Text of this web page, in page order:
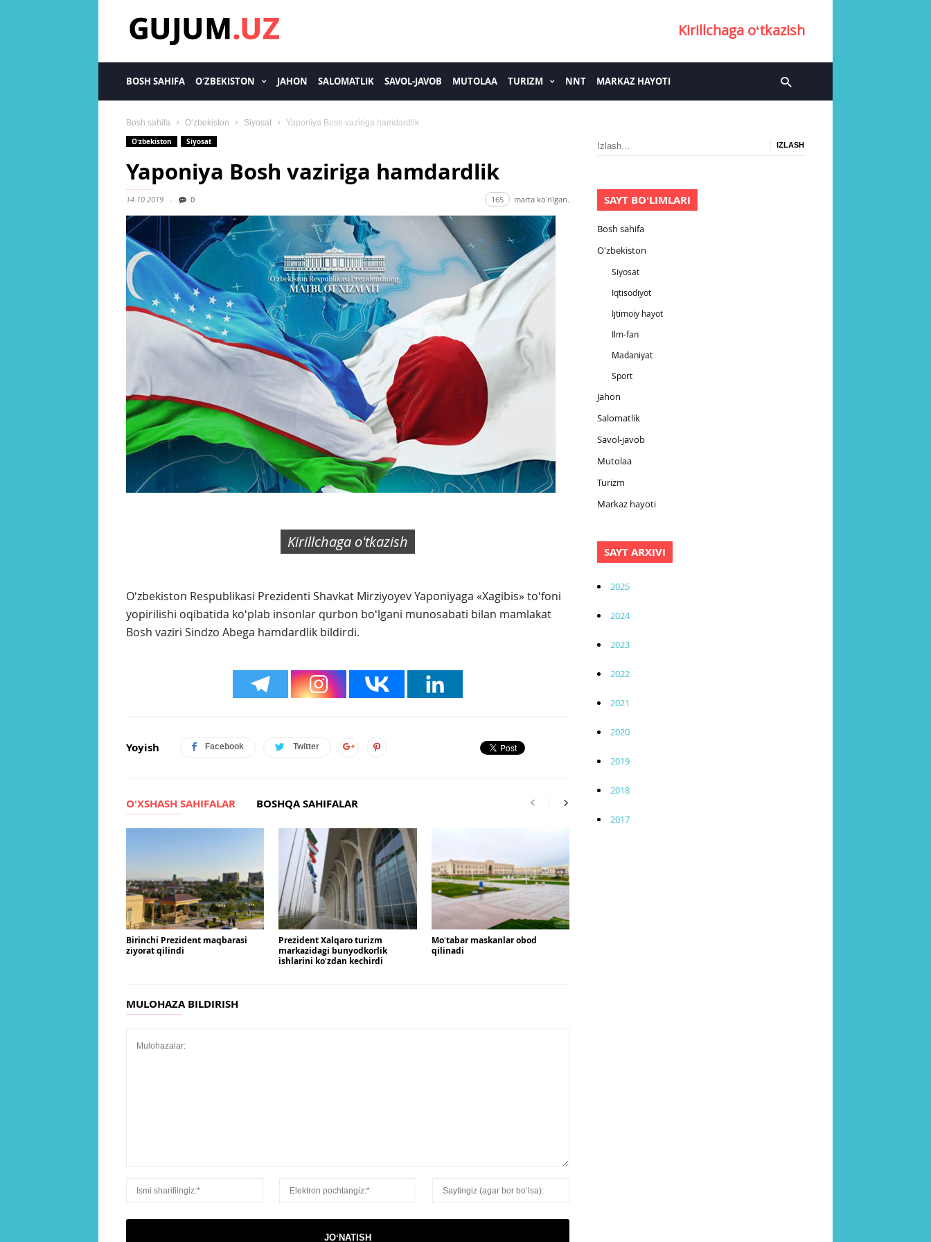
Kirillchaga oʻtkazish
BOSH SAHIFA OʻZBEKISTON JAHON SALOMATLIK SAVOL-JAVOB MUTOLAA TURIZM NNT MARKAZ HAYOTI
Bosh sahifa Oʻzbekiston Siyosat
Yaponiya Bosh vaziriga hamdardlik
Oʻzbekiston
Siyosat
Yaponiya Bosh vaziriga hamdardlik
14.10.2019 0 165 marta koʻrilgan.
Kirillchaga oʻtkazish
Oʻzbekiston Respublikasi Prezidenti Shavkat Mirziyoyev Yaponiyaga «Xagibis» toʻfoni
yopirilishi oqibatida koʻplab insonlar qurbon boʻlgani munosabati bilan mamlakat
Bosh vaziri Sindzo Abega hamdardlik bildirdi.
Yoyish Facebook Twitter
OʻXSHASH SAHIFALAR BOSHQA SAHIFALAR
Birinchi Prezident maqbarasi
ziyorat qilindi
Prezident Xalqaro turizm
markazidagi bunyodkorlik
ishlarini koʻzdan kechirdi
Moʻtabar maskanlar obod
qilinadi
MULOHAZA BILDIRISH
Izlash:
SAYT BOʻLIMLARI
Bosh sahifa
Oʻzbekiston
Siyosat
Iqtisodiyot
Ijtimoiy hayot
Ilm-fan
Madaniyat
Sport
Jahon
Salomatlik
Savol-javob
Mutolaa
Turizm
Markaz hayoti
SAYT ARXIVI
2025
2024
2023
2022
2021
2020
2019
2018
2017